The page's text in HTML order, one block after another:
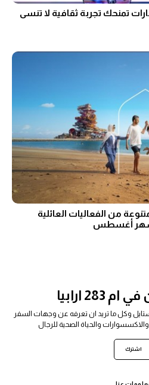
تمنحك تجربة ثقافية لا تنسى
من الفعاليات العائلية
شهر أغسطس
ارابيا
ستايل وكل ما تريد ان تعرفه عن وجهات السفر
والحياة الصحية للرجال
اشترك